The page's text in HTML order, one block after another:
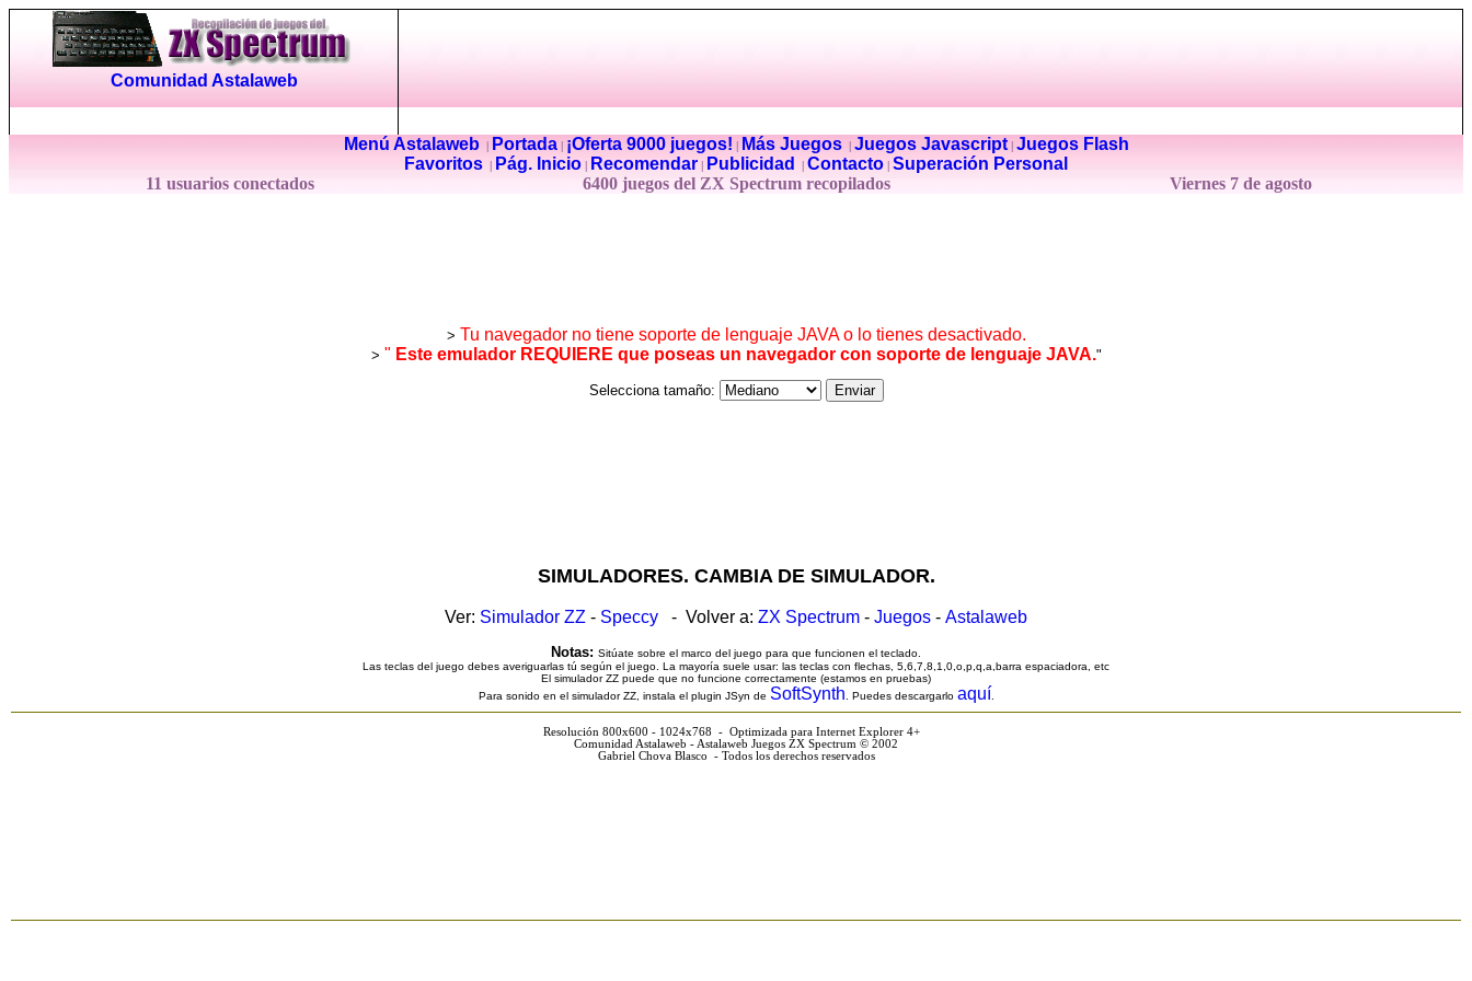
Comunidad Astalaweb
Menú Astalaweb| Portada| ¡Oferta 9000 juegos! Más Juegos| Juegos Javascript| Juegos Flash
Favoritos
Pág. Inicio Recomendar Publicidad Contacto Superación Personal
11 usuarios conectados
6400 juegos del ZX Spectrum recopilados Viernes 7 de agosto
> Tu navegador no tiene soporte de lenguaje JAVA o lo tienes desactivado.
> " Este emulador REQUIERE que poseas un navegador con soporte de lenguaje JAVA."
Selecciona tamaño:
SIMULADORES. CAMBIA DE SIMULADOR.
Ver: Simulador ZZ - Speccy - Volver a: ZX Spectrum - Juegos - Astalaweb
Notas: Sitúate sobre el marco del juego para que funcionen el teclado.
Las teclas del juego debes averiguarlas tú según el juego. La mayoría suele usar: las teclas con flechas, 5,6,7,8,1,0,o,p,q,a,barra espaciadora, etc
El simulador ZZ puede que no funcione correctamente (estamos en pruebas)
Para sonido en el simulador ZZ, instala el plugin JSyn de SoftSynth . Puedes descargarlo aquí
Resolución 800x600 - 1024x768 - Optimizada para Internet Explorer 4+
Comunidad Astalaweb - Astalaweb Juegos ZX Spectrum © 2002
Gabriel Chova Blasco - Todos los derechos reservados